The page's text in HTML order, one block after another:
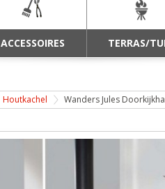
ACCESSOIRES TERRAS/
Houtkachel Wanders Jules